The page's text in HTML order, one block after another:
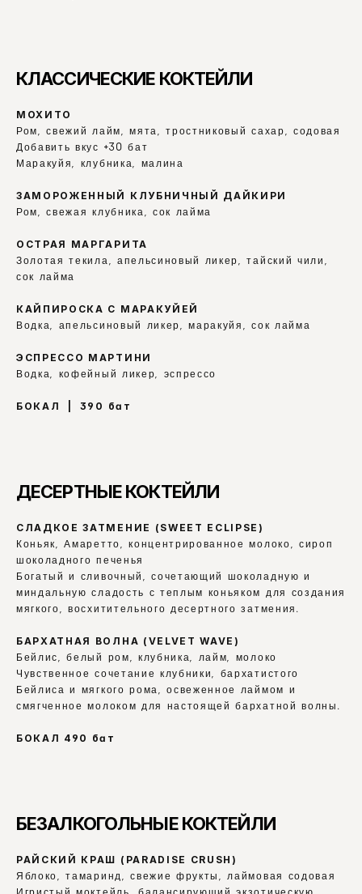
КЛАССИЧЕСКИЕ КОКТЕЙЛИ
МОХИТО
Ром, свежий лайм, мята, тростниковый сахар, содовая
Добавить вкус +30 бат
Маракуйя, клубника, малина
ЗАМОРОЖЕННЫЙ КЛУБНИЧНЫЙ ДАЙКИРИ
Ром, свежая клубника, сок лайма
ОСТРАЯ МАРГАРИТА
Золотая текила, апельсиновый ликер, тайский чили,
сок лайма
КАЙПИРОСКА С МАРАКУЙЕЙ
Водка, апельсиновый ликер, маракуйя, сок лайма
ЭСПРЕССО МАРТИНИ
Водка, кофейный ликер, эспрессо
БОКАЛ  |  390 бат
ДЕСЕРТНЫЕ КОКТЕЙЛИ
СЛАДКОЕ ЗАТМЕНИЕ (SWEET ECLIPSE)
Коньяк, Амаретто, концентрированное молоко, сироп
шоколадного печенья
Богатый и сливочный, сочетающий шоколадную и
миндальную сладость с теплым коньяком для создания
мягкого, восхитительного десертного затмения.
БАРХАТНАЯ ВОЛНА (VELVET WAVE)
Бейлис, белый ром, клубника, лайм, молоко
Чувственное сочетание клубники, бархатистого
Бейлиса и мягкого рома, освеженное лаймом и
смягченное молоком для настоящей бархатной волны.
БОКАЛ 490 бат
БЕЗАЛКОГОЛЬНЫЕ КОКТЕЙЛИ
РАЙСКИЙ КРАШ (PARADISE CRUSH)
Яблоко, тамаринд, свежие фрукты, лаймовая содовая